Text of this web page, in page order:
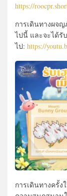
https://
การเดินทางผจ
ไปนี้ และจะได้รั
ไป: https://
การเดินทางครั้ง